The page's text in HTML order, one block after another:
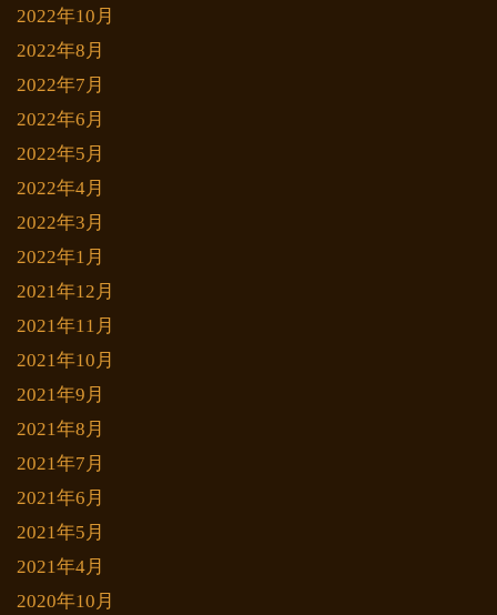
2022年10月
2022年8月
2022年7月
2022年6月
2022年5月
2022年4月
2022年3月
2022年1月
2021年12月
2021年11月
2021年10月
2021年9月
2021年8月
2021年7月
2021年6月
2021年5月
2021年4月
2020年10月